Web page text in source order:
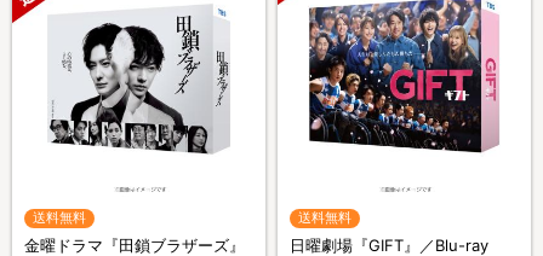
送料無料
金曜ドラマ『田鎖ブラザーズ』
送料無料
日曜劇場『GIFT』／Blu-ray